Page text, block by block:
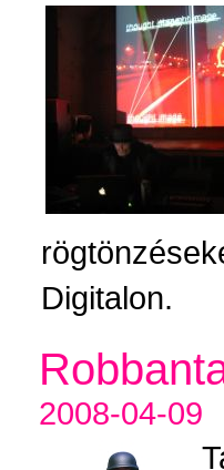
Digitalon.
2008-04-